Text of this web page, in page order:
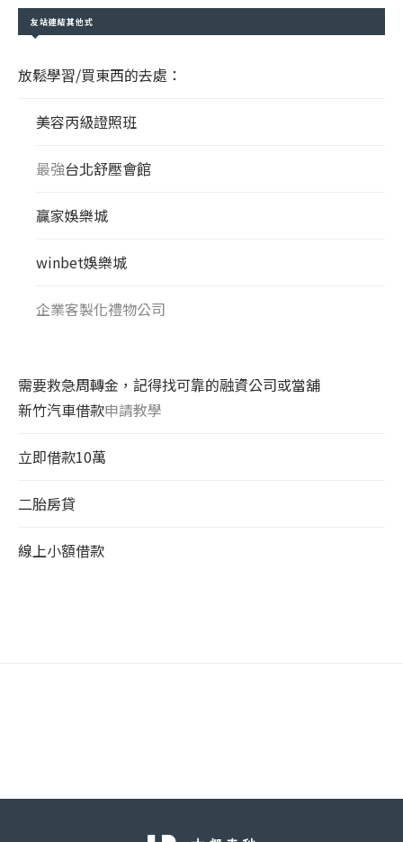
友站連結其他式
放鬆學習/買東西的去處：
美容丙級證照班
最強台北舒壓會館
贏家娛樂城
winbet娛樂城
企業客製化禮物公司
需要救急周轉金，記得找可靠的融資公司或當舖
新竹汽車借款申請教學
立即借款10萬
二胎房貸
線上小額借款